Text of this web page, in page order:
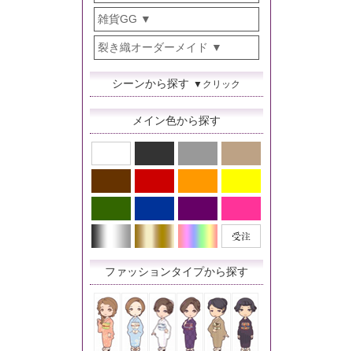
雑貨GG
裂き織オーダーメイド
シーンから探す ▼クリック
メイン色から探す
ファッションタイプから探す